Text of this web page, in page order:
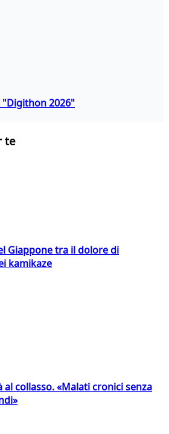
"Digithon 2026"
te
Giappone tra il dolore di
kamikaze
collasso. «Malati cronici senza